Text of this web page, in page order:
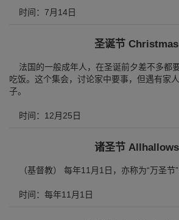
时间：7月14日
圣诞节 Christmas
法国的一般成年人，在圣诞前夕差不多都
吃饭。这个集会，讨论家中要事，但遇有家
子。
时间：12月25日
诸圣节 Allhallows
（基督教） 每年11月1日，亦称为“万圣节
时间：每年11月1日